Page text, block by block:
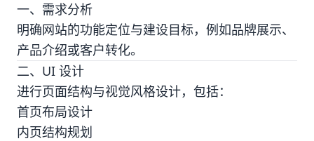
一、需求分析
明确网站的功能定位与建设目标，例如品牌展示、
产品介绍或客户转化。
二、UI 设计
进行页面结构与视觉风格设计，包括：
首页布局设计
内页结构规划